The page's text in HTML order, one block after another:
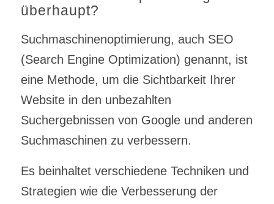
überhaupt?
Suchmaschinenoptimierung, auch SEO
(Search Engine Optimization) genannt, ist
eine Methode, um die Sichtbarkeit Ihrer
Website in den unbezahlten
Suchergebnissen von Google und anderen
Suchmaschinen zu verbessern.
Es beinhaltet verschiedene Techniken und
Strategien wie die Verbesserung der